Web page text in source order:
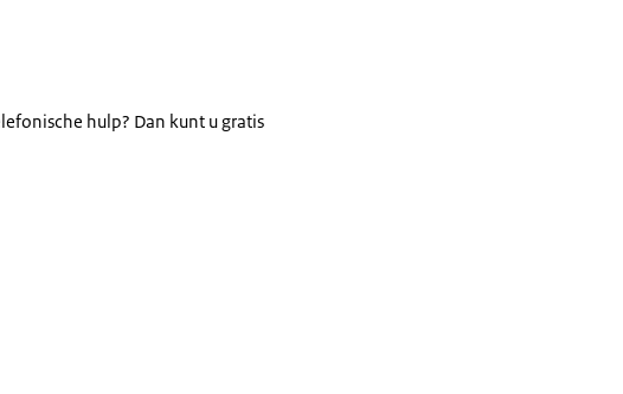
hulp? Dan kunt u gratis